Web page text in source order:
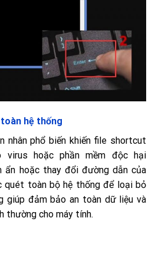
hệ thống
nhân phổ biến khiến file shortcut
hoặc phần mềm độc hại
ẩn hoặc thay đổi đường dẫn của
quét toàn bộ hệ thống để loại bỏ
giúp đảm bảo an toàn dữ liệu và
thường cho máy tính.